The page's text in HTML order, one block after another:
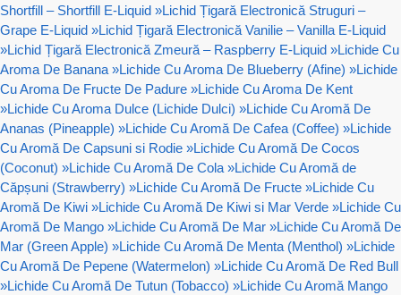
Shortfill – Shortfill E-Liquid »Lichid Țigară Electronică Struguri –
Grape E-Liquid »Lichid Țigară Electronică Vanilie – Vanilla E-Liquid
»Lichid Țigară Electronică Zmeură – Raspberry E-Liquid »Lichide Cu
Aroma De Banana »Lichide Cu Aroma De Blueberry (Afine) »Lichide
Cu Aroma De Fructe De Padure »Lichide Cu Aroma De Kent
»Lichide Cu Aroma Dulce (Lichide Dulci) »Lichide Cu Aromă De
Ananas (Pineapple) »Lichide Cu Aromă De Cafea (Coffee) »Lichide
Cu Aromă De Capsuni si Rodie »Lichide Cu Aromă De Cocos
(Coconut) »Lichide Cu Aromă De Cola »Lichide Cu Aromă de
Căpșuni (Strawberry) »Lichide Cu Aromă De Fructe »Lichide Cu
Aromă De Kiwi »Lichide Cu Aromă De Kiwi si Mar Verde »Lichide Cu
Aromă De Mango »Lichide Cu Aromă De Mar »Lichide Cu Aromă De
Mar (Green Apple) »Lichide Cu Aromă De Menta (Menthol) »Lichide
Cu Aromă De Pepene (Watermelon) »Lichide Cu Aromă De Red Bull
»Lichide Cu Aromă De Tutun (Tobacco) »Lichide Cu Aromă Mango